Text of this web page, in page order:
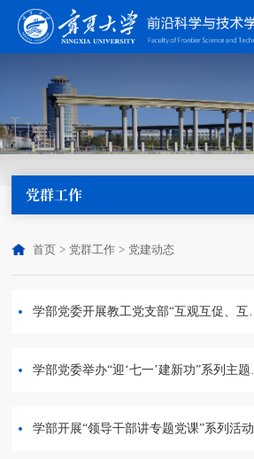
党群工作
首页 > 党群工作 > 党建动态
学部开展“领导干部讲专题党课”系列活动